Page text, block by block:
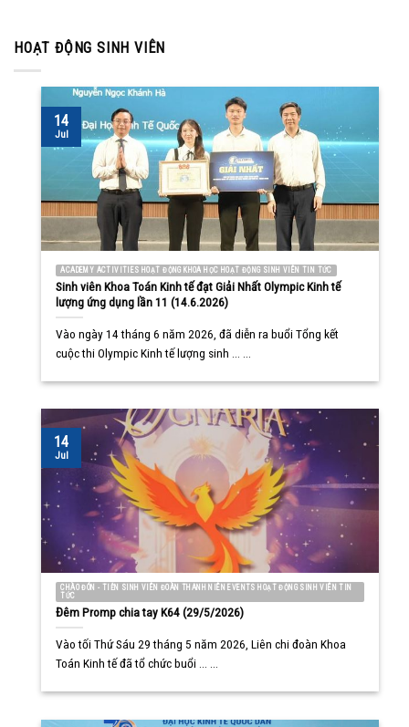
HOẠT ĐỘNG SINH VIÊN
ACADEMY ACTIVITIES HOẠT ĐỘNG KHOA HỌC HOẠT ĐỘNG SINH VIÊN TIN TỨC
Sinh viên Khoa Toán Kinh tế đạt Giải Nhất Olympic Kinh tế
lượng ứng dụng lần 11 (14.6.2026)
Vào ngày 14 tháng 6 năm 2026, đã diễn ra buổi Tổng kết
cuộc thi Olympic Kinh tế lượng sinh ... ...
14
Jul
CHÀO ĐÓN - TIỄN SINH VIÊN ĐOÀN THANH NIÊN EVENTS HOẠT ĐỘNG SINH VIÊN TIN
TỨC
Đêm Promp chia tay K64 (29/5/2026)
Vào tối Thứ Sáu 29 tháng 5 năm 2026, Liên chi đoàn Khoa
Toán Kinh tế đã tổ chức buổi ... ...
14
Jul